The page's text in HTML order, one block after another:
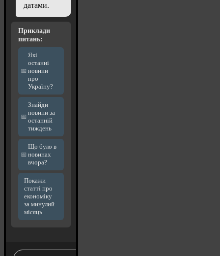
датами.
Приклади
питань:
Які
останні
новини
про
Україну?
Знайди
новини за
останній
тиждень
Що було в
новинах
вчора?
Покажи
статті про
економіку
за минулий
місяць